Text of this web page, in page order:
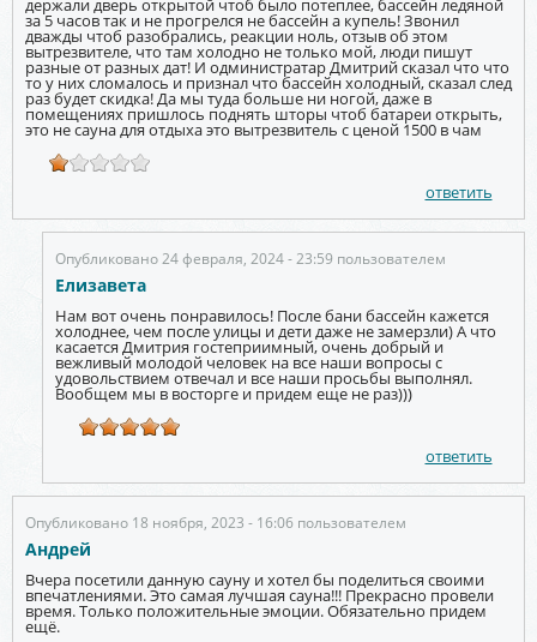
держали дверь открытой чтоб было потеплее, бассейн ледяной
за 5 часов так и не прогрелся не бассейн а купель! Звонил
дважды чтоб разобрались, реакции ноль, отзыв об этом
вытрезвителе, что там холодно не только мой, люди пишут
разные от разных дат! И одминистратар Дмитрий сказал что что
то у них сломалось и признал что бассейн холодный, сказал след
раз будет скидка! Да мы туда больше ни ногой, даже в
помещениях пришлось поднять шторы чтоб батареи открыть,
это не сауна для отдыха это вытрезвитель с ценой 1500 в чам
ответить
Опубликовано 24 февраля, 2024 - 23:59 пользователем
Елизавета
Нам вот очень понравилось! После бани бассейн кажется
холоднее, чем после улицы и дети даже не замерзли) А что
касается Дмитрия гостеприимный, очень добрый и
вежливый молодой человек на все наши вопросы с
удовольствием отвечал и все наши просьбы выполнял.
Вообщем мы в восторге и придем еще не раз)))
ответить
Опубликовано 18 ноября, 2023 - 16:06 пользователем
Андрей
Вчера посетили данную сауну и хотел бы поделиться своими
впечатлениями. Это самая лучшая сауна!!! Прекрасно провели
время. Только положительные эмоции. Обязательно придем
ещё.